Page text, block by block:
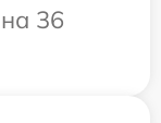
36